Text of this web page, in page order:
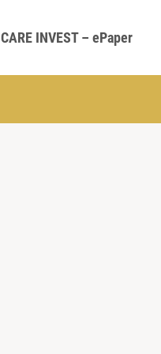
CARE INVEST – ePaper